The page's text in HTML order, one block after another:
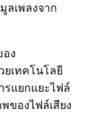
ลเพลงจาก
อง
ยเทคโนโลยี
รแยกแยะไฟล์
ของไฟล์เสียง